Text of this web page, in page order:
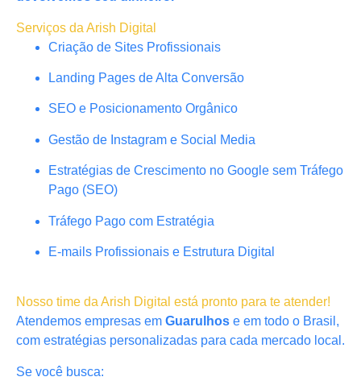
Serviços da Arish Digital
Criação de Sites Profissionais
Landing Pages de Alta Conversão
SEO e Posicionamento Orgânico
Gestão de Instagram e Social Media
Estratégias de Crescimento no Google sem Tráfego
Pago (SEO)
Tráfego Pago com Estratégia
E-mails Profissionais e Estrutura Digital
Nosso time da Arish Digital está pronto para te atender!
Atendemos empresas em Guarulhos e em todo o Brasil,
com estratégias personalizadas para cada mercado local.
Se você busca: